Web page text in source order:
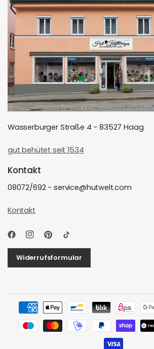
Wasserburger Straße 4 - 83527 Haag
gut behütet seit 1534
Kontakt
08072/692 - service@hutwelt.com
Kontakt
Widerrufsformular